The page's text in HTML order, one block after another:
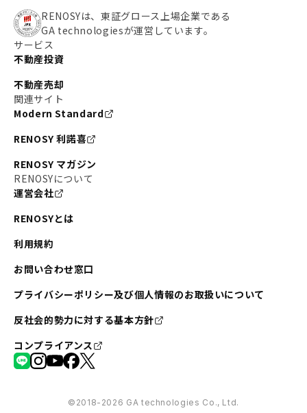
RENOSYは、東証グロース上場企業である
GA technologiesが運営しています。
サービス
不動産投資
不動産売却
関連サイト
Modern Standard
RENOSY 利諾喜
RENOSY マガジン
RENOSYについて
運営会社
RENOSYとは
利用規約
お問い合わせ窓口
プライバシーポリシー及び個人情報のお取扱いについて
反社会的勢力に対する基本方針
コンプライアンス
©︎2018-2026 GA technologies Co., Ltd.